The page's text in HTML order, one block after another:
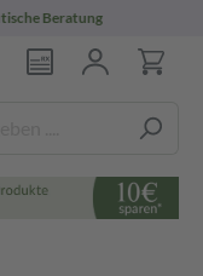
Beratung